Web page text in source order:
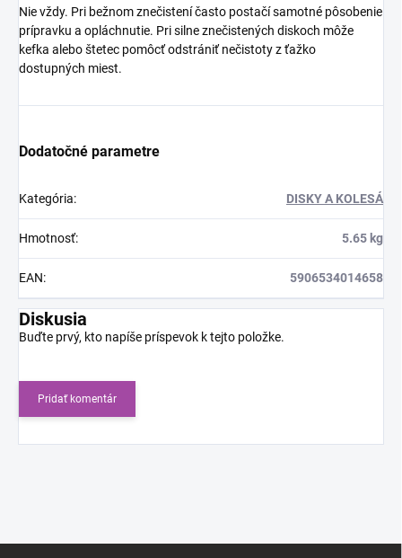
Nie vždy. Pri bežnom znečistení často postačí samotné pôsobenie
prípravku a opláchnutie. Pri silne znečistených diskoch môže
kefka alebo štetec pomôcť odstrániť nečistoty z ťažko
dostupných miest.
Dodatočné parametre
Kategória: DISKY A KOLESÁ
Hmotnosť: 5.65 kg
EAN: 5906534014658
Diskusia
Buďte prvý, kto napíše príspevok k tejto položke.
Pridať komentár